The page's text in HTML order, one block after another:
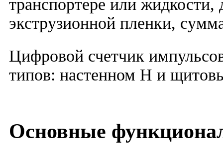
транспортере или
экструзионной пленки,
Цифровой счетчик
типов: настенном Н и
Основные